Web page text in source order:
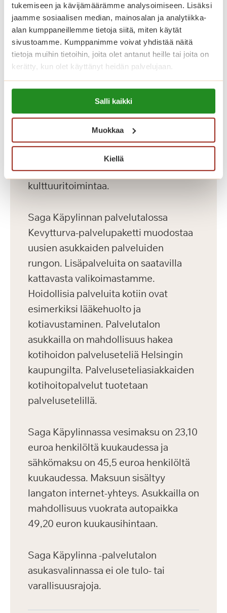
tukemiseen ja kävijämäärämme analysoimiseen. Lisäksi
jaamme sosiaalisen median, mainosalan ja analytiikka-
alan kumppaneillemme tietoja siitä, miten käytät
sivustoamme. Kumppanimme voivat yhdistää näitä
tietoja muihin tietoihin, joita olet antanut heille tai joita on
kerätty, kun olet käyttänyt heidän palvelujaan.
Lue lisää evästeistä:
https://sagacare.fi/evasteet/
Salli kaikki
Muokkaa
Kiellä
Koti palveluiden keskellä
Saga Käpylinnan henkilökunta koostuu
terveydenhoitoalan ammattilaisista ja
talossa päivystää hoitaja ympäri
fysioterapeutti, jalkahoitaja ja
huoltomies. Talon oma vapaa-
ajanohjaaja järjestää asukkaille
monipuolista harrastus- ja
kulttuuritoimintaa.
Saga Käpylinnan palvelutalossa
Kevytturva-palvelupaketti muodostaa
uusien asukkaiden palveluiden
rungon. Lisäpalveluita on saatavilla
kattavasta valikoimastamme.
Hoidollisia palveluita kotiin ovat
esimerkiksi lääkehuolto ja
kotiavustaminen. Palvelutalon
asukkailla on mahdollisuus hakea
kotihoidon palveluseteliä Helsingin
kaupungilta. Palveluseteliasiakkaiden
kotihoitopalvelut tuotetaan
palvelusetelillä.
Saga Käpylinnassa vesimaksu on 23,10
euroa henkilöltä kuukaudessa ja
sähkömaksu on 45,5 euroa henkilöltä
kuukaudessa. Maksuun sisältyy
langaton internet-yhteys. Asukkailla on
mahdollisuus vuokrata autopaikka
49,20 euron kuukausihintaan.
Saga Käpylinna -palvelutalon
asukasvalinnassa ei ole tulo- tai
varallisuusrajoja.